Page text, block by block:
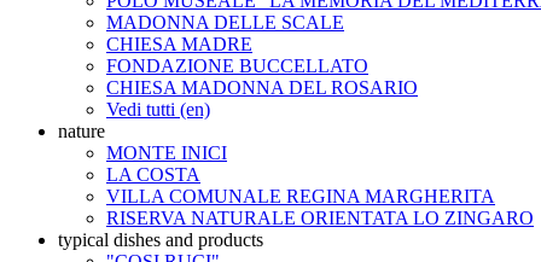
MADONNA DELLE SCALE
CHIESA MADRE
FONDAZIONE BUCCELLATO
CHIESA MADONNA DEL ROSARIO
Vedi tutti (en)
nature
MONTE INICI
LA COSTA
VILLA COMUNALE REGINA MARGHERITA
RISERVA NATURALE ORIENTATA LO ZINGARO
typical dishes and products